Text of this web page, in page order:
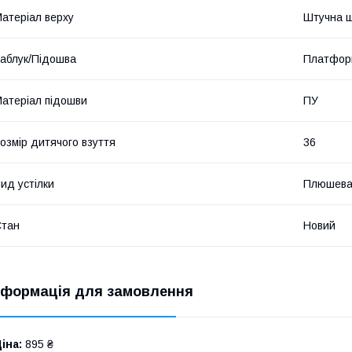
верху Штучна
Підошва
підошви ПУ
дитячого взуття 36
устілки Плюшева
Новий
для замовлення
895 ₴